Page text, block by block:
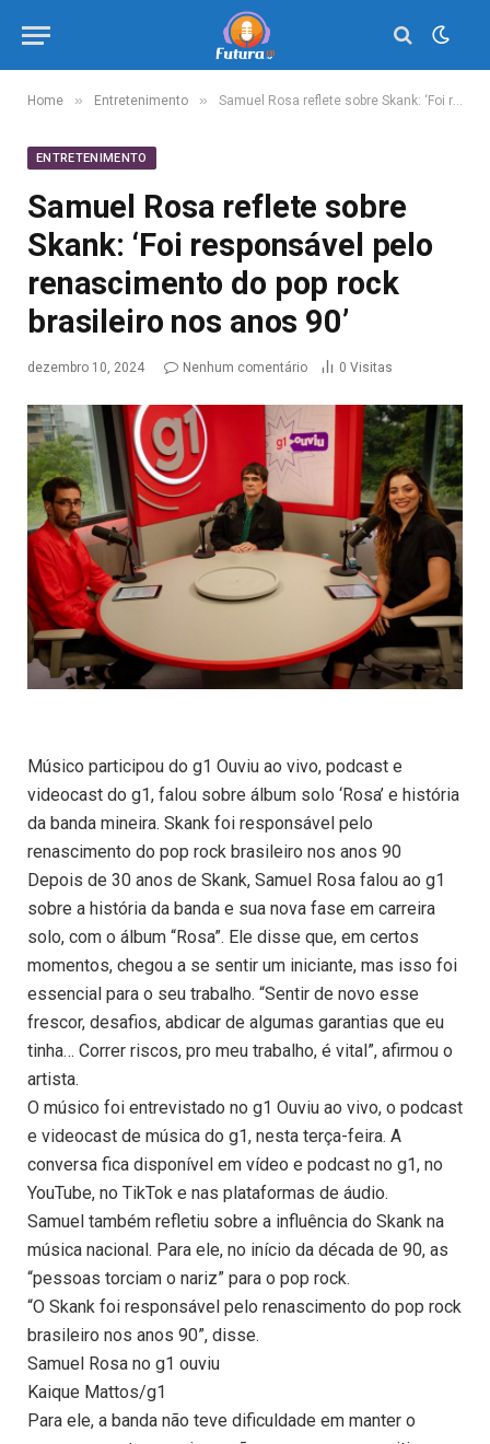
Home » Entretenimento » Samuel Rosa reflete sobre Skank: ‘Foi responsável pelo renascimento do pop rock brasileiro nos anos 90’
ENTRETENIMENTO
Samuel Rosa reflete sobre
Skank: ‘Foi responsável pelo
renascimento do pop rock
brasileiro nos anos 90’
dezembro 10, 2024 Nenhum comentário 0 Visitas
Músico participou do g1 Ouviu ao vivo, podcast e
videocast do g1, falou sobre álbum solo ‘Rosa’ e história
da banda mineira. Skank foi responsável pelo
renascimento do pop rock brasileiro nos anos 90
Depois de 30 anos de Skank, Samuel Rosa falou ao g1
sobre a história da banda e sua nova fase em carreira
solo, com o álbum “Rosa”. Ele disse que, em certos
momentos, chegou a se sentir um iniciante, mas isso foi
essencial para o seu trabalho. “Sentir de novo esse
frescor, desafios, abdicar de algumas garantias que eu
tinha… Correr riscos, pro meu trabalho, é vital”, afirmou o
artista.
O músico foi entrevistado no g1 Ouviu ao vivo, o podcast
e videocast de música do g1, nesta terça-feira. A
conversa fica disponível em vídeo e podcast no g1, no
YouTube, no TikTok e nas plataformas de áudio.
Samuel também refletiu sobre a influência do Skank na
música nacional. Para ele, no início da década de 90, as
“pessoas torciam o nariz” para o pop rock.
“O Skank foi responsável pelo renascimento do pop rock
brasileiro nos anos 90”, disse.
Samuel Rosa no g1 ouviu
Kaique Mattos/g1
Para ele, a banda não teve dificuldade em manter o